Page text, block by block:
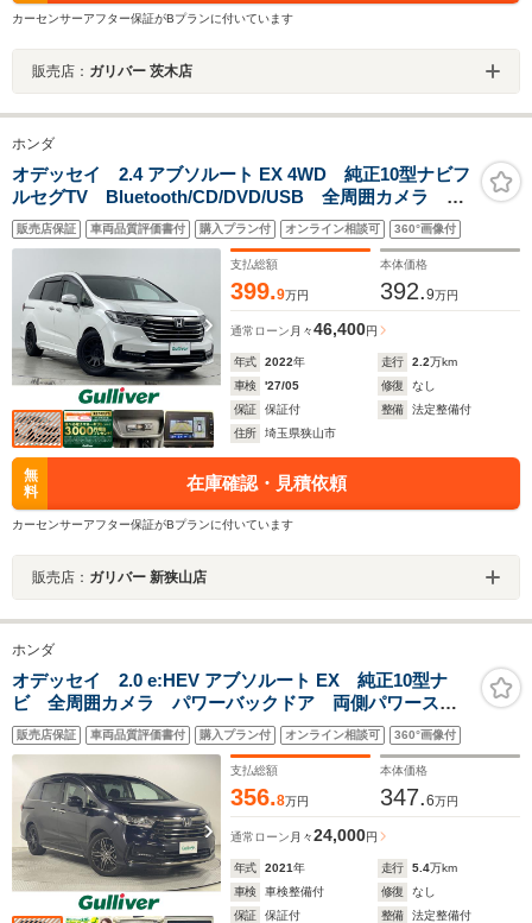
カーセンサーアフター保証がBプランに付いています
販売店： ガリバー 茨木店
ホンダ
オデッセイ 2.4 アブソルート EX 4WD 純正10型ナビフ
ルセグTV Bluetooth/CD/DVD/USB 全周囲カメラ
ETC2.0 ドライブレコーダー 両側パワースライドド
ア パワーバックドア アダプティブクルーズコントロ
販売店保証 車両品質評価書付 購入プラン付 オンライン相談可 360°画像付
支払総額
399.9万円
本体価格
392.9万円
通常ローン 月々46,400円
年式 2022年 走行 2.2万km
車検
'27/05 修復
なし
保証
保証付 整備
法定整備付
住所
埼玉県狭山市
無
料
在庫確認・見積依頼
カーセンサーアフター保証がBプランに付いています
販売店： ガリバー 新狭山店
ホンダ
オデッセイ 2.0 e:HEV アブソルート EX 純正10型ナ
ビ 全周囲カメラ パワーバックドア 両側パワースラ
イドドア パーキングアシスト パワーシート シート
ヒーター オットマン レーダークルーズ 衝突軽減
LEDヘッドランプ 1500W給電
販売店保証 車両品質評価書付 購入プラン付 オンライン相談可 360°画像付
支払総額
356.8万円
本体価格
347.6万円
通常ローン 月々24,000円
年式 2021年 走行 5.4万km
車検
車検整備付 修復
なし
保証
保証付 整備
法定整備付